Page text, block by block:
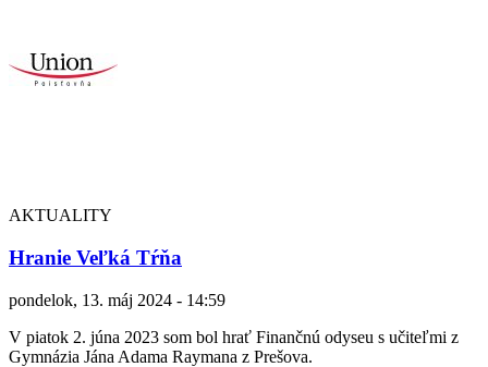
AKTUALITY
Hranie Veľká Tŕňa
pondelok, 13. máj 2024 - 14:59
V piatok 2. júna 2023 som bol hrať Finančnú odyseu s učiteľmi z
Gymnázia Jána Adama Raymana z Prešova.